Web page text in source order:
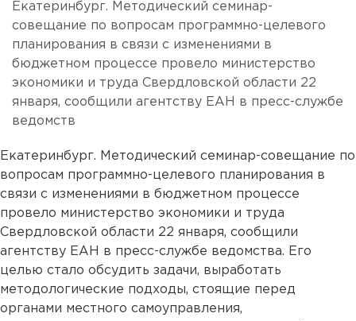
Екатеринбург. Методический семинар-
совещание по вопросам программно-целевого
планирования в связи с изменениями в
бюджетном процессе провело министерство
экономики и труда Свердловской области 22
января, сообщили агентству ЕАН в пресс-службе
ведомств
Екатеринбург. Методический семинар-совещание по
вопросам программно-целевого планирования в
связи с изменениями в бюджетном процессе
провело министерство экономики и труда
Свердловской области 22 января, сообщили
агентству ЕАН в пресс-службе ведомства. Его
целью стало обсудить задачи, выработать
методологические подходы, стоящие перед
органами местного самоуправления,